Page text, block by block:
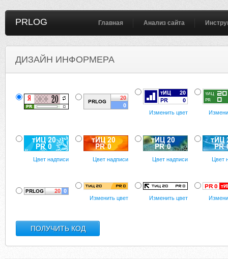
PRLOG Главная Анализ сайта
ДИЗАЙН ИНФОРМЕРА
Изменить цвет
Цвет надписи Цвет надписи Цвет надписи Цвет
Изменить цвет Изменить цвет